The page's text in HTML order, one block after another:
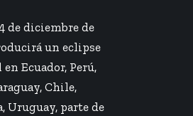
de diciembre de
un eclipse
Ecuador, Perú,
Chile,
Uruguay, parte de